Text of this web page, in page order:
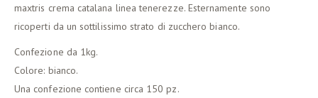
maxtris crema catalana linea tenerezze. Esternamente sono
ricoperti da un sottilissimo strato di zucchero bianco.
Confezione da 1kg.
Colore: bianco.
Una confezione contiene circa 150 pz.